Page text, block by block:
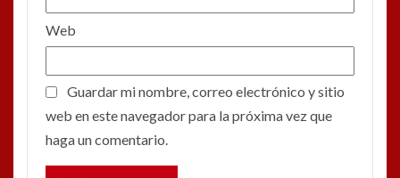
Web
Guardar mi nombre, correo electrónico y sitio
web en este navegador para la próxima vez que
haga un comentario.